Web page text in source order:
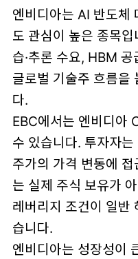
엔비디아는 AI 반도체
도 관심이 높은 종목
습·추론 수요, HBM
글로벌 기술주 흐름을
다.
EBC에서는 엔비디아
수 있습니다. 투자자
주가의 가격 변동에
는 실제 주식 보유가
레버리지 조건이 일반
습니다.
엔비디아는 성장성이